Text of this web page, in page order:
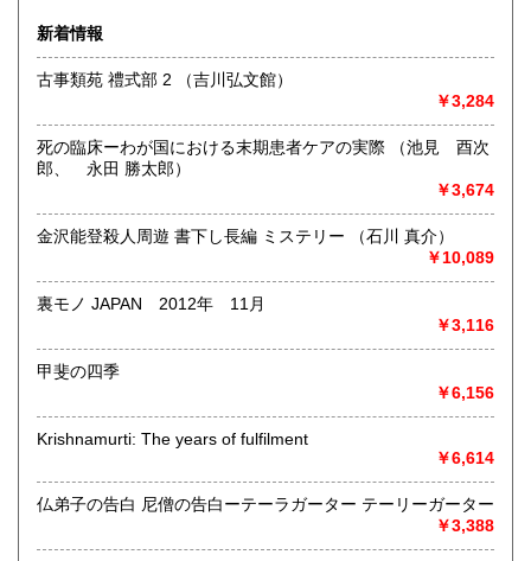
沿線名：-
最寄駅：-
営業時間：-
定休日：-
書籍の買取について
-
取り扱い分野
総記、哲学宗教、歴史、社会科学、自然科学、美術工芸、国
語国文、外国文学、古典籍、近代文献、趣味、外国書、サブ
カルチャー、古書一般（その他）
書籍全般
新着情報
古事類苑 禮式部 2 （吉川弘文館）
￥3,284
死の臨床ーわが国における末期患者ケアの実際 （池見 酉次
郎、 永田 勝太郎）
￥3,674
金沢能登殺人周遊 書下し長編 ミステリー （石川 真介）
￥10,089
裏モノ JAPAN 2012年 11月
￥3,116
甲斐の四季
￥6,156
Krishnamurti: The years of fulfilment
￥6,614
仏弟子の告白 尼僧の告白ーテーラガーター テーリーガーター
￥3,388